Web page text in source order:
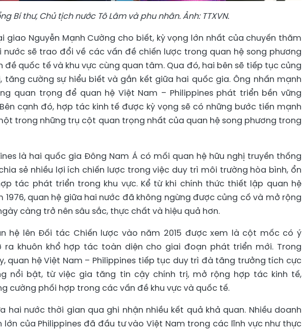
Bí thư, Chủ tịch nước Tô Lâm và phu nhân. Ảnh: TTXVN.
giao Nguyễn Mạnh Cường cho biết, kỳ vọng lớn nhất của chuyến thăm
nước sẽ trao đổi về các vấn đề chiến lược trong quan hệ song phương
đề quốc tế và khu vực cùng quan tâm. Qua đó, hai bên sẽ tiếp tục củng
tăng cường sự hiểu biết và gắn kết giữa hai quốc gia. Ông nhấn mạnh
quan trọng để quan hệ Việt Nam – Philippines phát triển bền vững
cạnh đó, hợp tác kinh tế được kỳ vọng sẽ có những bước tiến mạnh
trong những trụ cột quan trọng nhất của quan hệ song phương trong
là hai quốc gia Đông Nam Á có mối quan hệ hữu nghị truyền thống
sẻ nhiều lợi ích chiến lược trong việc duy trì môi trường hòa bình, ổn
tác phát triển trong khu vực. Kể từ khi chính thức thiết lập quan hệ
1976, quan hệ giữa hai nước đã không ngừng được củng cố và mở rộng
càng trở nên sâu sắc, thực chất và hiệu quả hơn.
hệ lên Đối tác Chiến lược vào năm 2015 được xem là cột mốc có ý
ra khuôn khổ hợp tác toàn diện cho giai đoạn phát triển mới. Trong
quan hệ Việt Nam – Philippines tiếp tục duy trì đà tăng trưởng tích cực
nổi bật, từ việc gia tăng tin cậy chính trị, mở rộng hợp tác kinh tế,
cường phối hợp trong các vấn đề khu vực và quốc tế.
hai nước thời gian qua ghi nhận nhiều kết quả khả quan. Nhiều doanh
của Philippines đã đầu tư vào Việt Nam trong các lĩnh vực như thực